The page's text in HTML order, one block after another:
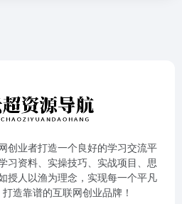
创业者打造一个良好的学习交流平
习资料、实操技巧、实战项目、思
授人以渔为理念，实现每一个平凡
造靠谱的互联网创业品牌！